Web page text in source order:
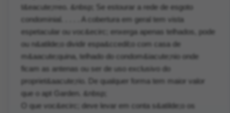
t&eacute;rreo. &nbsp; Se estourar a rede de esgoto
condominial. . . . . A cobertura em geral tem vista
espetacular ou voc&ecirc; enxerga apenas telhados, pode
ou n&atilde;o dividir espa&ccedil;o com casa de
m&aacute;quina, telhado do condom&iacute;nio onde
ficam as antenas ou ser de uso exclusivo do
propriet&aacute;rio. De qualquer forma tem maior valor
que o apt Garden. &nbsp;
O que voc&ecirc; deve levar em conta s&atilde;o os